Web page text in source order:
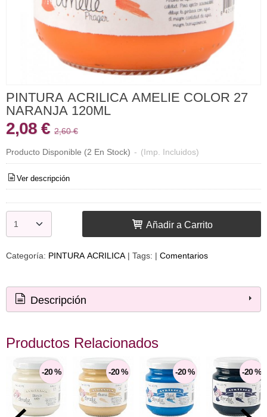
PINTURA ACRILICA AMELIE COLOR 27
NARANJA 120ML
2,08 € 2,60 €
Producto Disponible (2 En Stock) - (Imp. Incluidos)
Ver descripción
Añadir a Carrito
Categoría: PINTURA ACRILICA | Tags: | Comentarios
Descripción
Productos Relacionados
-20 % -20 % -20 % -20 %